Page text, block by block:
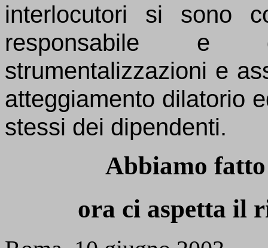
interlocutori si sono
responsabile e
strumentalizzazioni e
atteggiamento dilatorio
stessi dei dipendenti.
Abbiamo
ora ci aspetta il